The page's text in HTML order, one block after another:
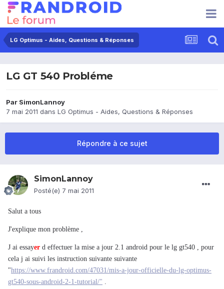
LG Optimus - Aides, Questions & Réponses
LG GT 540 Probléme
Par SimonLannoy
7 mai 2011 dans LG Optimus - Aides, Questions & Réponses
Répondre à ce sujet
SimonLannoy
Posté(e) 7 mai 2011
Salut a tous
J'explique mon problème ,
J ai essayer d effectuer la mise a jour 2.1 android pour le lg gt540 , pour
cela j ai suivi les instruction suivante suivante
"https://www.frandroid.com/47031/mis-a-jour-officielle-du-lg-optimus-
gt540-sous-android-2-1-tutorial/" .